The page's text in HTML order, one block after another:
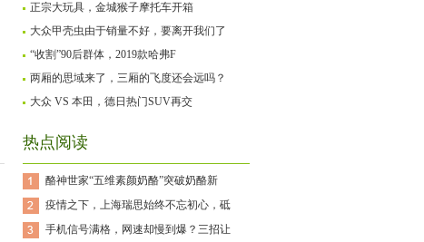
正宗大玩具，金城猴子摩托车开箱
大众甲壳虫由于销量不好，要离开我们了
“收割”90后群体，2019款哈弗F
两厢的思域来了，三厢的飞度还会远吗？
大众 VS 本田，德日热门SUV再交
热点阅读
酪神世家“五维素颜奶酪”突破奶酪新
疫情之下，上海瑞思始终不忘初心，砥
手机信号满格，网速却慢到爆？三招让